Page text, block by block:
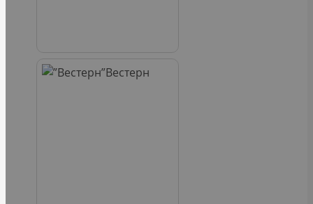
Вестерн